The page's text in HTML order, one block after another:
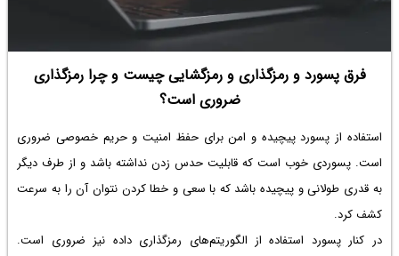
فرق پسورد و رمزگذاری و رمزگشایی چیست و چرا رمزگذاری
ضروری است؟
استفاده از پسورد پیچیده و امن برای حفظ امنیت و حریم خصوصی ضروری
است. پسوردی خوب است که قابلیت حدس زدن نداشته باشد و از طرف دیگر
به قدری طولانی و پیچیده باشد که با سعی و خطا کردن نتوان آن را به سرعت
کشف کرد.
در کنار پسورد استفاده از الگوریتم‌های رمزگذاری داده نیز ضروری است.